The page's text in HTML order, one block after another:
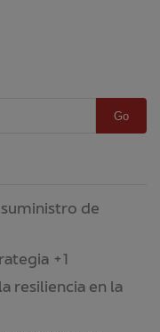
Go
de
+1
resiliencia en la